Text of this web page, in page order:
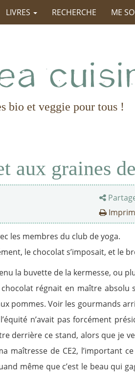
LIVRES RECHERCHE ME
bio et veggie pour tous !
aux graines
les membres du club de yoga.
le chocolat s’imposait, et le
la buvette de la kermesse, ou
régnait en maître
pommes. Voir les gourmands
n’avait pas forcément
derrière ce stand, alors que je
maîtresse de CE2, l’important
même que c’est le beau qui